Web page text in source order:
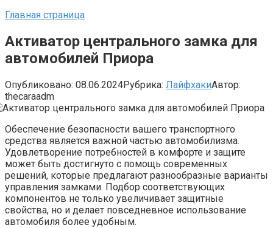
Главная страница
Активатор центрального замка для
автомобилей Приора
Опубликовано: 08.06.2024Рубрика: ЛайфхакиАвтор:
thecaraadm
Обеспечение безопасности вашего транспортного
средства является важной частью автомобилизма.
Удовлетворение потребностей в комфорте и защите
может быть достигнуто с помощь современных
решений, которые предлагают разнообразные варианты
управления замками. Подбор соответствующих
компонентов не только увеличивает защитные
свойства, но и делает повседневное использование
автомобиля более удобным.